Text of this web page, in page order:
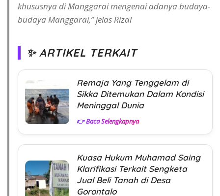
khususnya di Manggarai mengenai adanya budaya-
budaya Manggarai,” jelas Rizal
✨ ARTIKEL TERKAIT
Remaja Yang Tenggelam di
Sikka Ditemukan Dalam Kondisi
Meninggal Dunia
👉 Baca Selengkapnya
Kuasa Hukum Muhamad Saing
Klarifikasi Terkait Sengketa
Jual Beli Tanah di Desa
Gorontalo